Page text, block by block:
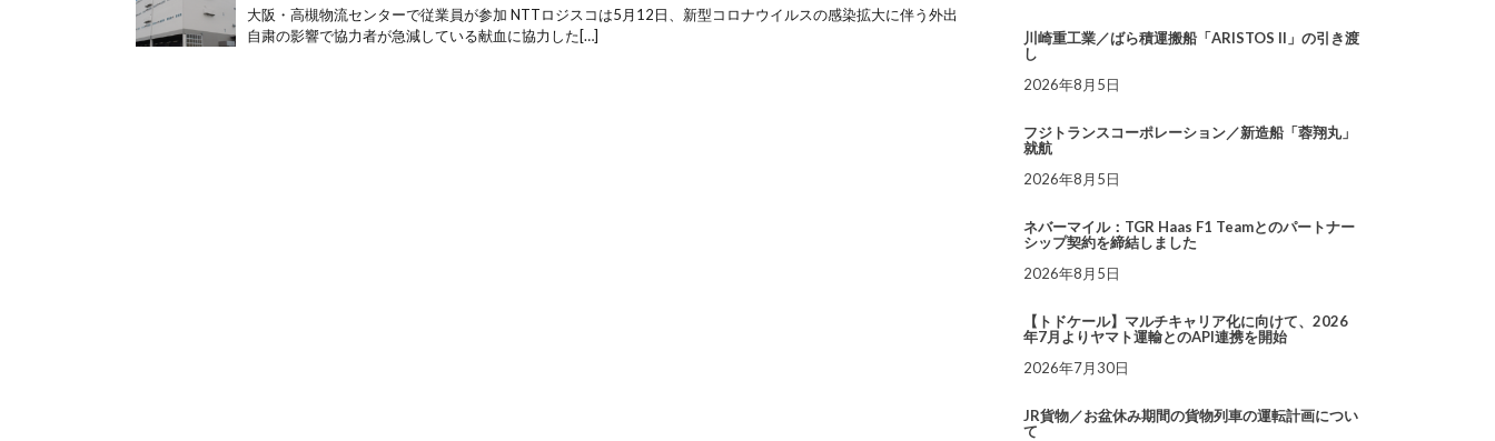
大阪・高槻物流センターで従業員が参加 NTTロジスコは5月12日、新型コロナウイルスの感染拡大に伴う外出
自粛の影響で協力者が急減している献血に協力した[…]
川崎重工業／ばら積運搬船「ARISTOS II」の引き渡
し
2026年8月5日
フジトランスコーポレーション／新造船「蓉翔丸」
就航
2026年8月5日
ネバーマイル：TGR Haas F1 Teamとのパートナー
シップ契約を締結しました
2026年8月5日
【トドケール】マルチキャリア化に向けて、2026
年7月よりヤマト運輸とのAPI連携を開始
2026年7月30日
JR貨物／お盆休み期間の貨物列車の運転計画につい
て